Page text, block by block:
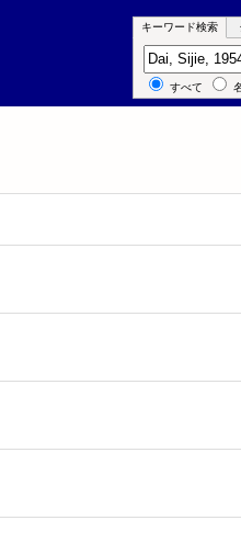
キーワード検索
キーワード検
すべて